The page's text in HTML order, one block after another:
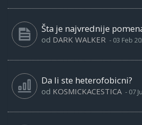
Šta je najvrednije
od DARK WALKER - 03 Feb
Da li ste heterofobicni?
od KOSMICKACESTICA - 07